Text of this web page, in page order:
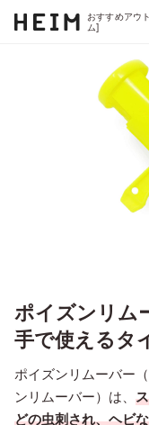
おすすめアウ
ム]
ポイズンリム
手で使えるタ
ポイズンリムーバー
ンリムーバー）は、
どの虫刺され、ヘビ